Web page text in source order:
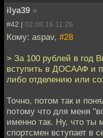
ilya39 »
#42 | 02.08.16 11:26
Кому: aspav, #28
> За 100 рублей в год
вступить в ДОСААФ и
либо отделению или
Точно, потом так и
потому что для меня
именно так. Ну, что ты
спортсмен вступает в